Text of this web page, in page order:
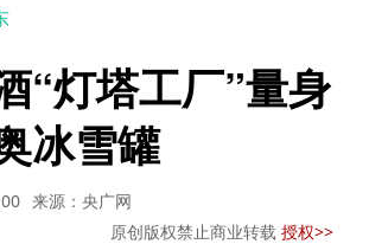
“灯塔工厂”量身
冰雪罐
来源：央广网
原创版权禁止商业转载 授权>>